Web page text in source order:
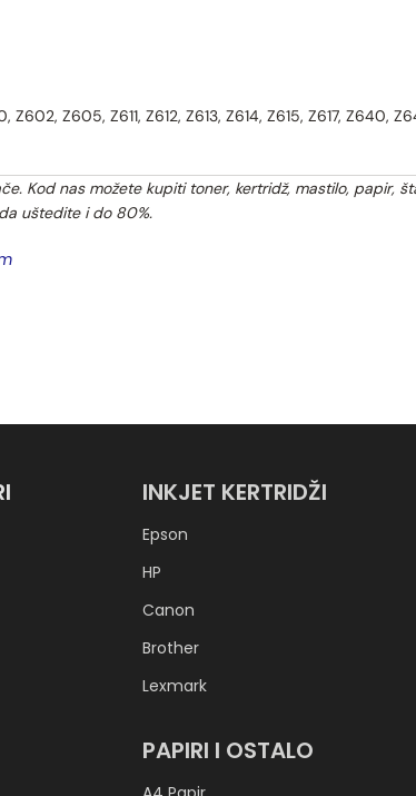
Z605, Z611, Z612, Z613, Z614, Z615, Z617, Z640,
Kod nas možete kupiti toner, kertridž, mastilo, papir,
uštedite i do 80%.
INKJET KERTRIDŽI
Epson
HP
Canon
Brother
Lexmark
PAPIRI I OSTALO